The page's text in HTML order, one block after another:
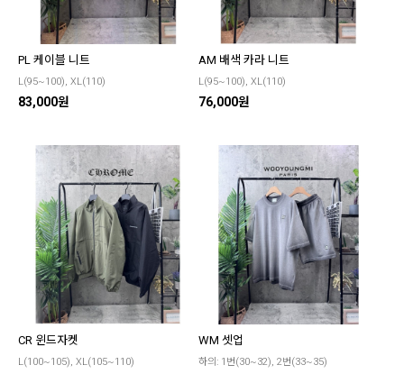
PL 케이블 니트
L(95~100), XL(110)
83,000원
AM 배색 카라 니트
L(95~100), XL(110)
76,000원
CR 윈드자켓
L(100~105), XL(105~110)
WM 셋업
하의: 1번(30~32), 2번(33~35)